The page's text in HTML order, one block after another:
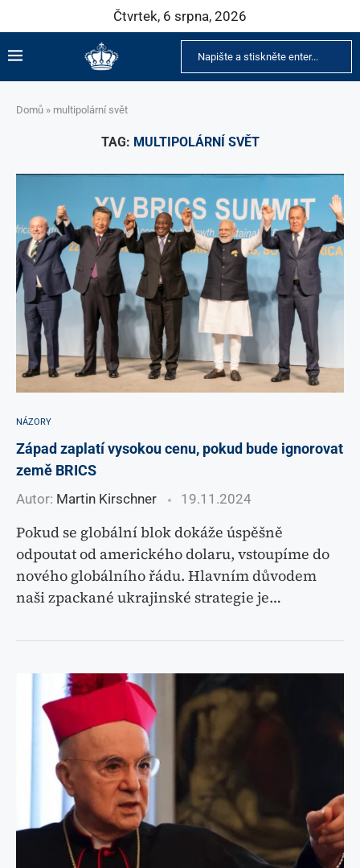
Čtvrtek, 6 srpna, 2026
Domů » multipolární svět
TAG: MULTIPOLÁRNÍ SVĚT
NÁZORY
Západ zaplatí vysokou cenu, pokud bude ignorovat
země BRICS
Autor: Martin Kirschner 19.11.2024
Pokud se globální blok dokáže úspěšně
odpoutat od amerického dolaru, vstoupíme do
nového globálního řádu. Hlavním důvodem
naši zpackané ukrajinské strategie je…